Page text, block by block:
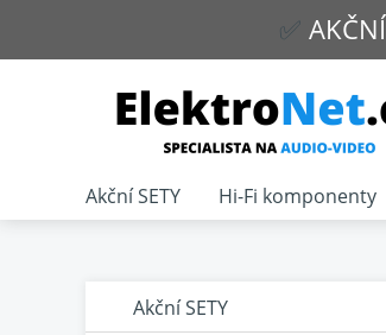
✅ AKČNÍ
Akční SETY
Akční SETY Hi-Fi komponenty